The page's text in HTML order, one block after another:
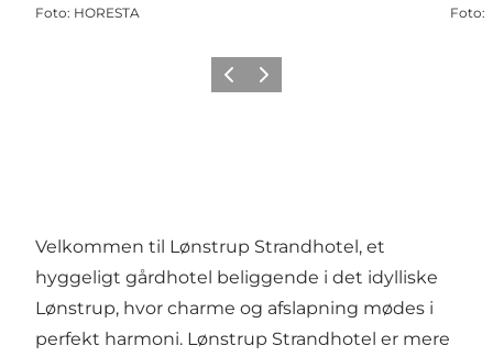
Foto: HORESTA Foto:
ForrigeNæste
Velkommen til Lønstrup Strandhotel, et
hyggeligt gårdhotel beliggende i det idylliske
Lønstrup, hvor charme og afslapning mødes i
perfekt harmoni. Lønstrup Strandhotel er mere